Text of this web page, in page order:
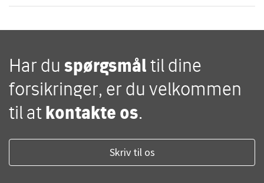
Har du spørgsmåltil dine
forsikringer, er du velkommen
til atkontakte os.
Skriv til os